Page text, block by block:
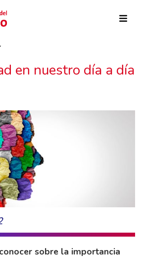
en nuestro día a día
sobre la importancia